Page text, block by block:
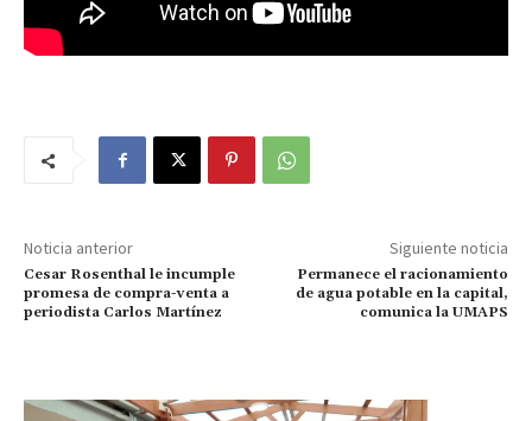
Noticia anterior
Cesar Rosenthal le incumple
promesa de compra-venta a
periodista Carlos Martínez
Siguiente noticia
Permanece el racionamiento
de agua potable en la capital,
comunica la UMAPS